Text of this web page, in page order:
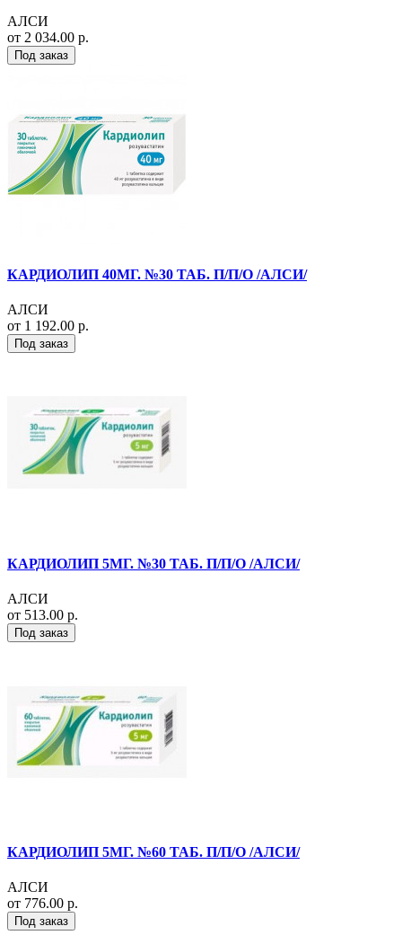
АЛСИ
от 2 034.00 р.
Под заказ
КАРДИОЛИП 40МГ. №30 ТАБ. П/П/О /АЛСИ/
АЛСИ
от 1 192.00 р.
Под заказ
КАРДИОЛИП 5МГ. №30 ТАБ. П/П/О /АЛСИ/
АЛСИ
от 513.00 р.
Под заказ
КАРДИОЛИП 5МГ. №60 ТАБ. П/П/О /АЛСИ/
АЛСИ
от 776.00 р.
Под заказ